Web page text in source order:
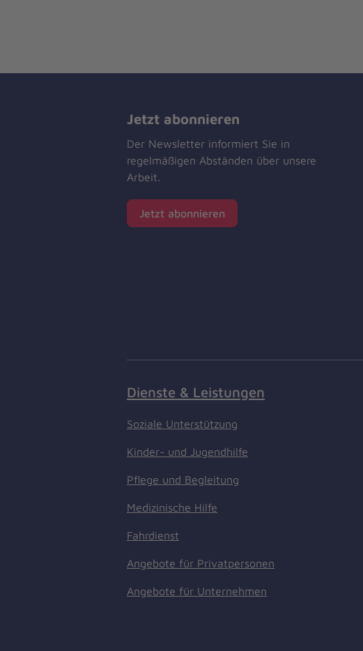
Jetzt abonnieren
Der Newsletter informiert Sie in
regelmäßigen Abständen über unsere
Arbeit.
Jetzt abonnieren
Dienste & Leistungen
Soziale Unterstützung
Kinder- und Jugendhilfe
Pflege und Begleitung
Medizinische Hilfe
Fahrdienst
Angebote für Privatpersonen
Angebote für Unternehmen